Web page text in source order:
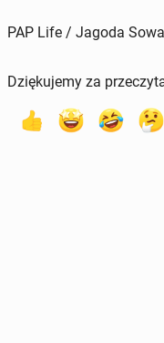
PAP Life / Jagoda Sowa
Dziękujemy za